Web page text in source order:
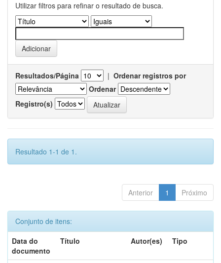
Utilizar filtros para refinar o resultado de busca.
Resultados/Página | Ordenar registros por
Ordenar
Registro(s)
Resultado 1-1 de 1.
Anterior 1 Próximo
Conjunto de itens:
Data do
documento
Título Autor(es) Tipo